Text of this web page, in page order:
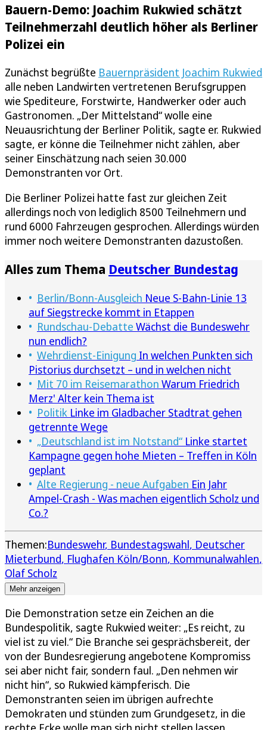
Bauern-Demo: Joachim Rukwied schätzt
Teilnehmerzahl deutlich höher als Berliner
Polizei ein
Zunächst begrüßte Bauernpräsident Joachim Rukwied
alle neben Landwirten vertretenen Berufsgruppen
wie Spediteure, Forstwirte, Handwerker oder auch
Gastronomen. „Der Mittelstand“ wolle eine
Neuausrichtung der Berliner Politik, sagte er. Rukwied
sagte, er könne die Teilnehmer nicht zählen, aber
seiner Einschätzung nach seien 30.000
Demonstranten vor Ort.
Die Berliner Polizei hatte fast zur gleichen Zeit
allerdings noch von lediglich 8500 Teilnehmern und
rund 6000 Fahrzeugen gesprochen. Allerdings würden
immer noch weitere Demonstranten dazustoßen.
Alles zum Thema Deutscher Bundestag
Berlin/Bonn-Ausgleich Neue S-Bahn-Linie 13
auf Siegstrecke kommt in Etappen
Rundschau-Debatte Wächst die Bundeswehr
nun endlich?
Wehrdienst-Einigung In welchen Punkten sich
Pistorius durchsetzt – und in welchen nicht
Mit 70 im Reisemarathon Warum Friedrich
Merz' Alter kein Thema ist
Politik Linke im Gladbacher Stadtrat gehen
getrennte Wege
„Deutschland ist im Notstand“ Linke startet
Kampagne gegen hohe Mieten – Treffen in Köln
geplant
Alte Regierung - neue Aufgaben Ein Jahr
Ampel-Crash - Was machen eigentlich Scholz und
Co.?
Themen:Bundeswehr Bundestagswahl Deutscher
Mieterbund Flughafen Köln/Bonn Kommunalwahlen
Olaf Scholz
Mehr anzeigen
Die Demonstration setze ein Zeichen an die
Bundespolitik, sagte Rukwied weiter: „Es reicht, zu
viel ist zu viel.“ Die Branche sei gesprächsbereit, der
von der Bundesregierung angebotene Kompromiss
sei aber nicht fair, sondern faul. „Den nehmen wir
nicht hin“, so Rukwied kämpferisch. Die
Demonstranten seien im übrigen aufrechte
Demokraten und stünden zum Grundgesetz, in die